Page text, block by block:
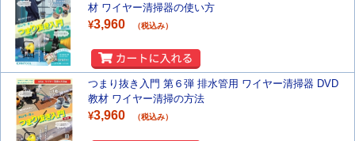
材 ワイヤー清掃器の使い方
¥3,960 （税込み）
つまり抜き入門 第６弾 排水管用 ワイヤー清掃器 DVD
教材 ワイヤー清掃の方法
¥3,960 （税込み）